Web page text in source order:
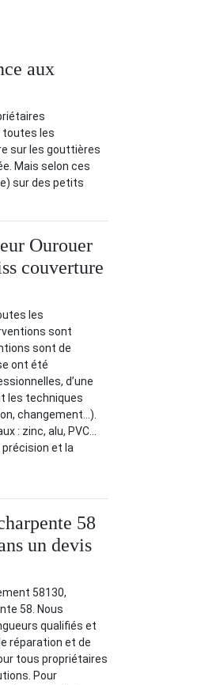
aux
toutes les
sur les gouttières
Mais selon ces
sur des petits
Ourouer
couverture
les
sont
sont de
ont été
d’une
les techniques
changement…).
: zinc, alu, PVC…
précision et la
58
un devis
58130,
58. Nous
qualifiés et
réparation et de
tous propriétaires
Pour